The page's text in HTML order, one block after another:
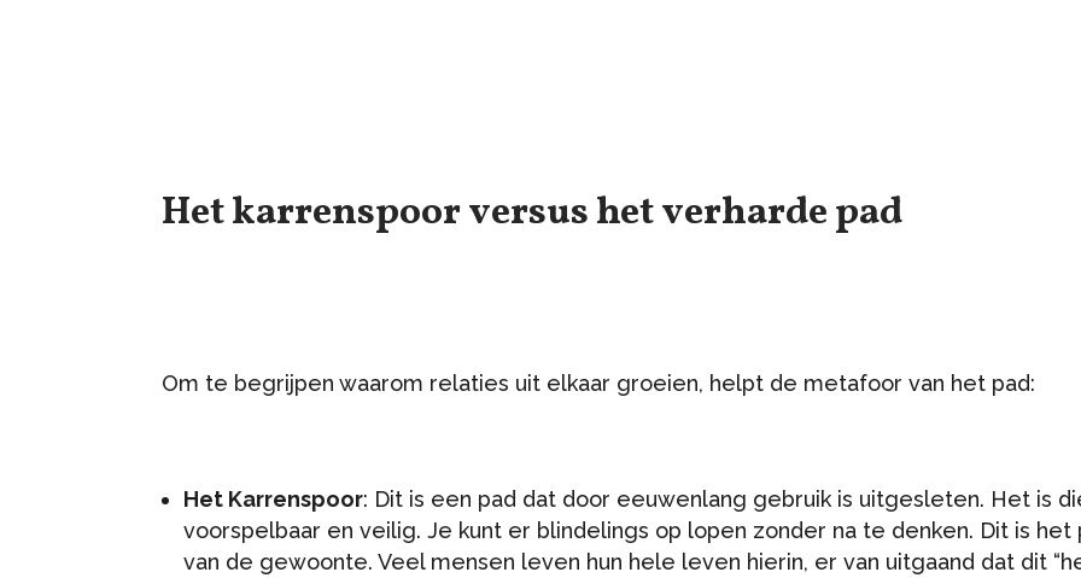
Het karrenspoor versus het verharde pad
Om te begrijpen waarom relaties uit elkaar groeien, helpt de metafoor van het pad:
Het Karrenspoor: Dit is een pad dat door eeuwenlang gebruik is uitgesleten. Het is
voorspelbaar en veilig. Je kunt er blindelings op lopen zonder na te denken. Dit is het
van de gewoonte. Veel mensen leven hun hele leven hierin, er van uitgaand dat dit